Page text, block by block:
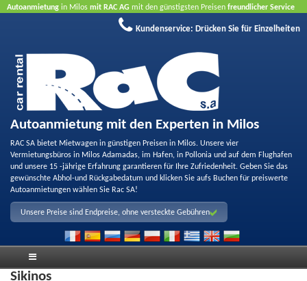
Autoanmietung in Milos mit RAC AG mit den günstigsten Preisen freundlicher Service
Buchen Sie jetzt, profitieren Sie von unseren Angeboten
Kundenservice: Drücken Sie für Einzelheiten
Autoanmietung mit den Experten in Milos
RAC SA bietet Mietwagen in günstigen Preisen in Milos. Unsere vier
Vermietungsbüros in Milos Adamadas, im Hafen, in Pollonia und auf dem Flughafen
und unsere 15 -jährige Erfahrung garantieren für Ihre Zufriedenheit. Geben Sie das
gewünschte Abhol-und Rückgabedatum und klicken Sie aufs Buchen für preiswerte
Autoanmietungen wählen Sie Rac SA!
Unsere Preise sind Endpreise, ohne versteckte Gebühren
Sikinos